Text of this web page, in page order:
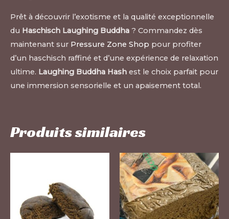
Prêt à découvrir l’exotisme et la qualité exceptionnelle
du Haschisch Laughing Buddha ? Commandez dès
maintenant sur Pressure Zone Shop pour profiter
d’un haschisch raffiné et d’une expérience de relaxation
ultime. Laughing Buddha Hash est le choix parfait pour
une immersion sensorielle et un apaisement total.
Produits similaires
produit
plusieurs
variations.
Ce
a